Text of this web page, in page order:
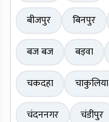
बीजपुर
बिनपुर
बज बज
बड़वा
चकदहा
चाकुलिया
चंदननगर
चंडीपुर